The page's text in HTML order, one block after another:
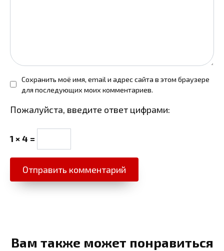
Сохранить моё имя, email и адрес сайта в этом браузере
для последующих моих комментариев.
Пожалуйста, введите ответ цифрами:
1 × 4 =
Вам также может понравиться